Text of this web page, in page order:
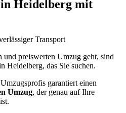
Heidelberg mit
Transport
und preiswerten Umzug geht, sind
Heidelberg, das Sie suchen.
garantiert einen
Umzug, der genau auf Ihre